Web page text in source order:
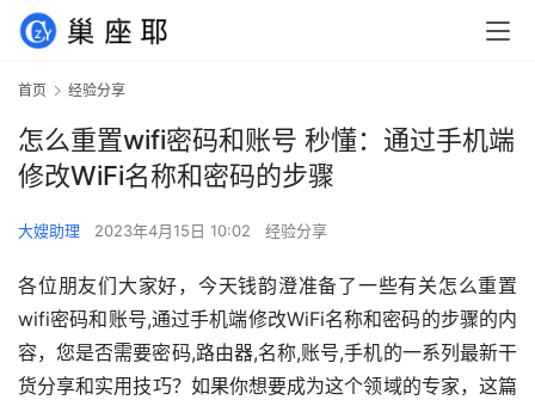
首页 经验分享
怎么重置wifi密码和账号 秒懂：通过手机端
修改WiFi名称和密码的步骤
大嫂助理 2023年4月15日 10:02 经验分享
各位朋友们大家好，今天钱韵澄准备了一些有关怎么重置
wifi密码和账号,通过手机端修改WiFi名称和密码的步骤的内
容，您是否需要密码,路由器,名称,账号,手机的一系列最新干
货分享和实用技巧？如果你想要成为这个领域的专家，这篇